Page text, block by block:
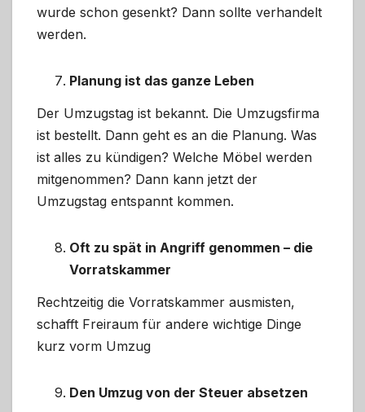
wurde schon gesenkt? Dann sollte verhandelt
werden.
Planung ist das ganze Leben
Der Umzugstag ist bekannt. Die Umzugsfirma
ist bestellt. Dann geht es an die Planung. Was
ist alles zu kündigen? Welche Möbel werden
mitgenommen? Dann kann jetzt der
Umzugstag entspannt kommen.
Oft zu spät in Angriff genommen – die
Vorratskammer
Rechtzeitig die Vorratskammer ausmisten,
schafft Freiraum für andere wichtige Dinge
kurz vorm Umzug
Den Umzug von der Steuer absetzen